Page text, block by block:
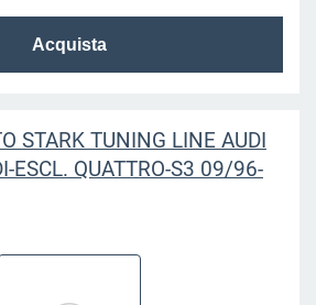
STARK TUNING LINE AUDI
ESCL. QUATTRO-S3 09/96-